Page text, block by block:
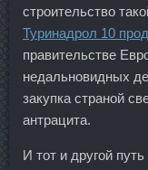
строительство
Туринадрол 10
правительстве
недальновидных
закупка страной
антрацита.
И тот и другой